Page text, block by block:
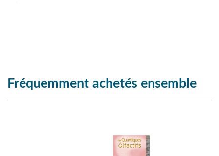
Fréquemment achetés ensemble